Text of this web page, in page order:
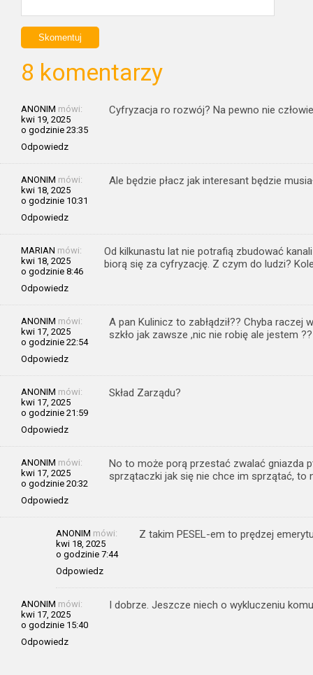
8 komentarzy
ANONIM mówi:
kwi 19, 2025
o godzinie 23:35
Odpowiedz
Cyfryzacja ro rozwój? Na pewno nie
ANONIM mówi:
kwi 18, 2025
o godzinie 10:31
Odpowiedz
Ale będzie płacz jak interesant będzie
MARIAN mówi:
kwi 18, 2025
o godzinie 8:46
Odpowiedz
Od kilkunastu lat nie potrafią zbudować
biorą się za cyfryzację. Z czym do ludzi?
ANONIM mówi:
kwi 17, 2025
o godzinie 22:54
Odpowiedz
A pan Kulinicz to zabłądził?? Chyba
szkło jak zawsze ,nic nie robię ale jestem ??
ANONIM mówi:
kwi 17, 2025
o godzinie 21:59
Odpowiedz
Skład Zarządu?
ANONIM mówi:
kwi 17, 2025
o godzinie 20:32
Odpowiedz
No to może porą przestać zwalać gniazda
sprzątaczki jak się nie chce im sprzątać, to
ANONIM mówi:
kwi 18, 2025
o godzinie 7:44
Odpowiedz
Z takim PESEL-em to prędzej
ANONIM mówi:
kwi 17, 2025
o godzinie 15:40
Odpowiedz
I dobrze. Jeszcze niech o wykluczeniu